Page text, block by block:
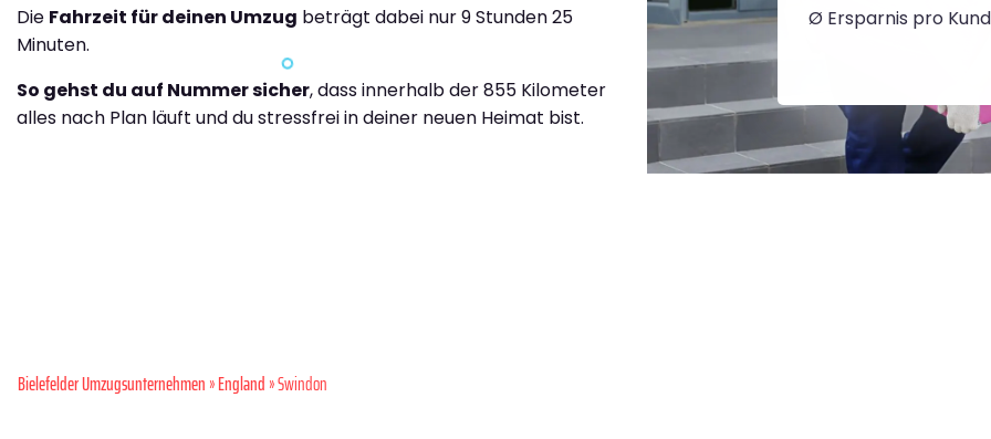
Die Fahrzeit für deinen Umzug beträgt dabei nur 9 Stunden 25
Minuten.
So gehst du auf Nummer sicher, dass innerhalb der 855 Kilometer
alles nach Plan läuft und du stressfrei in deiner neuen Heimat bist.
Ø Ersparnis pro
Bielefelder Umzugsunternehmen»England» Swindon